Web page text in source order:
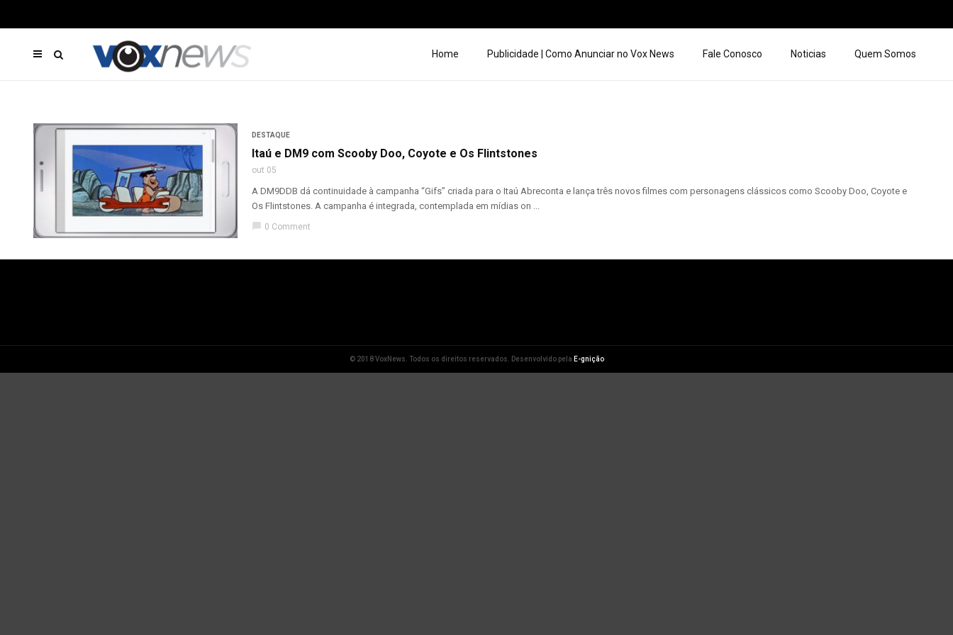
Home Publicidade | Como Anunciar no Vox News Fale Conosco Noticias Quem Somos
DESTAQUE
Itaú e DM9 com Scooby Doo, Coyote e Os Flintstones
out 05
A DM9DDB dá continuidade à campanha “Gifs” criada para o Itaú Abreconta e lança três novos filmes com personagens clássicos como Scooby Doo, Coyote e
Os Flintstones. A campanha é integrada, contemplada em mídias on ...
chat_bubble 0 Comment
© 2018 VoxNews. Todos os direitos reservados. Desenvolvido pela E-gnição